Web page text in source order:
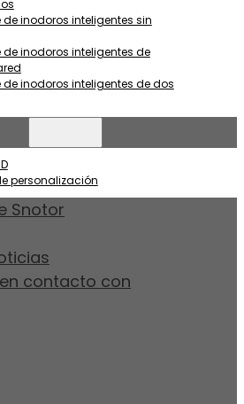
inodoros inteligentes sin
de inodoros inteligentes de
de inodoros inteligentes de dos
personalización
Snotor
contacto con